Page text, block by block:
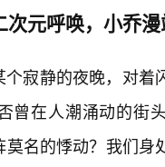
元呼唤，小乔
个寂静的夜晚，对着
曾在人潮涌动的街
名的悸动？我们